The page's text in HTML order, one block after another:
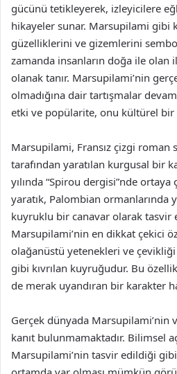
gücünü tetikleyerek, izleyicilere
hikayeler sunar. Marsupilami gibi
güzelliklerini ve gizemlerini
zamanda insanların doğa ile olan
olanak tanır. Marsupilami’nin
olmadığına dair tartışmalar
etki ve popülarite, onu kültürel
Marsupilami, Fransız çizgi roman
tarafından yaratılan kurgusal bir
yılında “Spirou dergisi”nde
yaratık, Palombian ormanlarında
kuyruklu bir canavar olarak tasvir
Marsupilami’nin en dikkat çekici
olağanüstü yetenekleri ve
gibi kıvrılan kuyruğudur. Bu
de merak uyandıran bir karakter
Gerçek dünyada Marsupilami’nin
kanıt bulunmamaktadır. Bilimsel
Marsupilami’nin tasvir edildiği